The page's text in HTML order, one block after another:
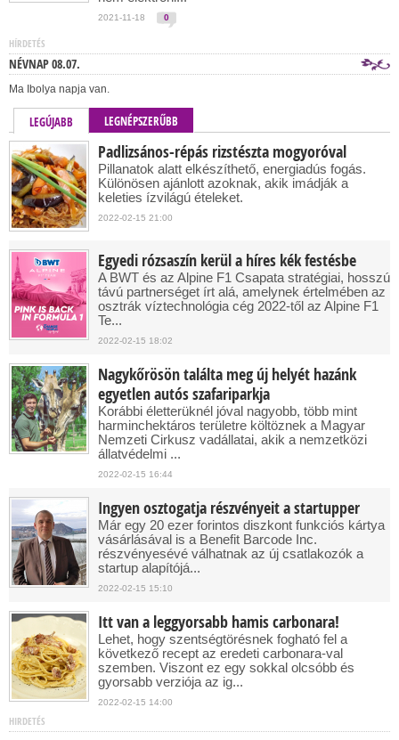
2021-11-18 0
HÍRDETÉS
NÉVNAP 08.07.
Ma Ibolya napja van.
LEGÚJABB LEGNÉPSZERŰBB
Padlizsános-répás rizstészta mogyoróval
Pillanatok alatt elkészíthető, energiadús fogás.
Különösen ajánlott azoknak, akik imádják a
keleties ízvilágú ételeket.
2022-02-15 21:00
Egyedi rózsaszín kerül a híres kék festésbe
A BWT és az Alpine F1 Csapata stratégiai, hosszú
távú partnerséget írt alá, amelynek értelmében az
osztrák víztechnológia cég 2022-től az Alpine F1
Te...
2022-02-15 18:02
Nagykőrösön találta meg új helyét hazánk
egyetlen autós szafariparkja
Korábbi életterüknél jóval nagyobb, több mint
harminchektáros területre költöznek a Magyar
Nemzeti Cirkusz vadállatai, akik a nemzetközi
állatvédelmi ...
2022-02-15 16:44
Ingyen osztogatja részvényeit a startupper
Már egy 20 ezer forintos diszkont funkciós kártya
vásárlásával is a Benefit Barcode Inc.
részvényesévé válhatnak az új csatlakozók a
startup alapítójá...
2022-02-15 15:10
Itt van a leggyorsabb hamis carbonara!
Lehet, hogy szentségtörésnek fogható fel a
következő recept az eredeti carbonara-val
szemben. Viszont ez egy sokkal olcsóbb és
gyorsabb verziója az ig...
2022-02-15 14:00
HIRDETÉS